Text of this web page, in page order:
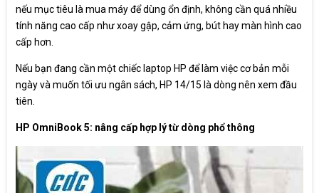
nếu mục tiêu là mua máy để dùng ổn định, không cần quá nhiều
tính năng cao cấp như xoay gập, cảm ứng, bút hay màn hình cao
cấp hơn.
Nếu bạn đang cần một chiếc laptop HP để làm việc cơ bản mỗi
ngày và muốn tối ưu ngân sách, HP 14/15 là dòng nên xem đầu
tiên.
HP OmniBook 5: nâng cấp hợp lý từ dòng phổ thông